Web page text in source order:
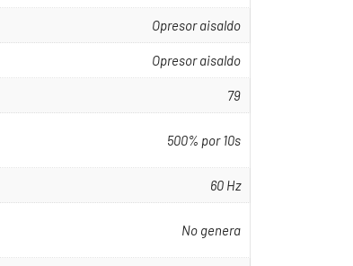
Opresor aisaldo
Opresor aisaldo
79
500% por 10s
60 Hz
No genera